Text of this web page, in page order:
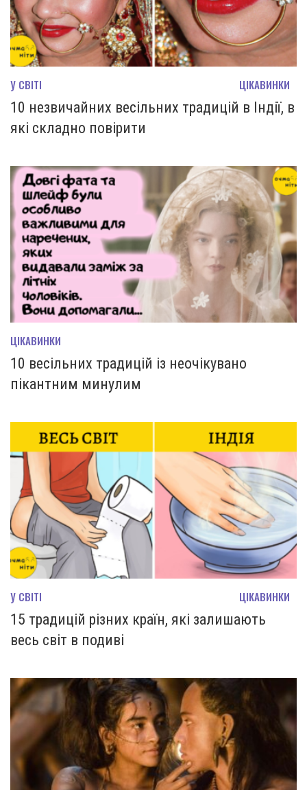
У СВІТІ ЦІКАВИНКИ
10 незвичайних весільних традицій в Індії, в
які складно повірити
ЦІКАВИНКИ
10 весільних традицій із неочікувано
пікантним минулим
У СВІТІ ЦІКАВИНКИ
15 традицій різних країн, які залишають
весь світ в подиві